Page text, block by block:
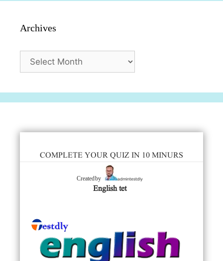
Archives
Archives
COMPLETE YOUR QUIZ IN 10 MINURS
Created by admintestdly
English tet